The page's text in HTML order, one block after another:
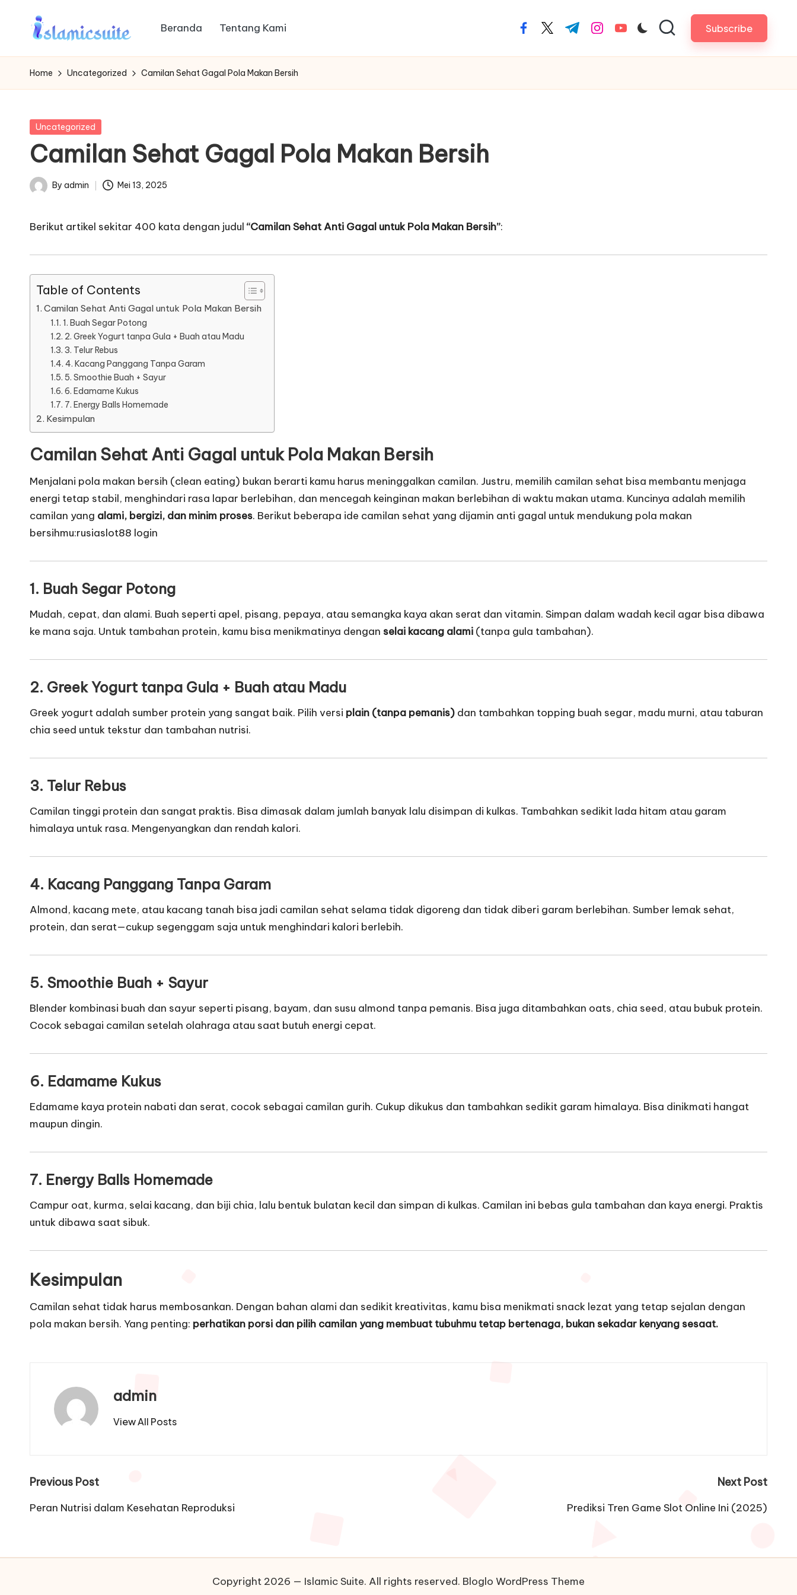
Beranda Tentang Kami facebook.com
twitter.com
t.me instagram.com
youtube.com Subscribe
Home Uncategorized Camilan Sehat Gagal Pola Makan Bersih
Posted
Uncategorized
Camilan Sehat Gagal Pola Makan Bersih
Posted
By admin Mei 13, 2025
Berikut artikel sekitar 400 kata dengan judul “Camilan Sehat Anti Gagal untuk Pola Makan Bersih”:
Table of Contents
Camilan Sehat Anti Gagal untuk Pola Makan Bersih
1. Buah Segar Potong
2. Greek Yogurt tanpa Gula + Buah atau Madu
3. Telur Rebus
4. Kacang Panggang Tanpa Garam
5. Smoothie Buah + Sayur
6. Edamame Kukus
7. Energy Balls Homemade
Kesimpulan
Camilan Sehat Anti Gagal untuk Pola Makan Bersih
Menjalani pola makan bersih (clean eating) bukan berarti kamu harus meninggalkan camilan. Justru, memilih camilan sehat bisa membantu menjaga
energi tetap stabil, menghindari rasa lapar berlebihan, dan mencegah keinginan makan berlebihan di waktu makan utama. Kuncinya adalah memilih
camilan yang alami, bergizi, dan minim proses. Berikut beberapa ide camilan sehat yang dijamin anti gagal untuk mendukung pola makan
bersihmu:rusiaslot88 login
1. Buah Segar Potong
Mudah, cepat, dan alami. Buah seperti apel, pisang, pepaya, atau semangka kaya akan serat dan vitamin. Simpan dalam wadah kecil agar bisa dibawa
ke mana saja. Untuk tambahan protein, kamu bisa menikmatinya dengan selai kacang alami (tanpa gula tambahan).
2. Greek Yogurt tanpa Gula + Buah atau Madu
Greek yogurt adalah sumber protein yang sangat baik. Pilih versi plain (tanpa pemanis) dan tambahkan topping buah segar, madu murni, atau taburan
chia seed untuk tekstur dan tambahan nutrisi.
3. Telur Rebus
Camilan tinggi protein dan sangat praktis. Bisa dimasak dalam jumlah banyak lalu disimpan di kulkas. Tambahkan sedikit lada hitam atau garam
himalaya untuk rasa. Mengenyangkan dan rendah kalori.
4. Kacang Panggang Tanpa Garam
Almond, kacang mete, atau kacang tanah bisa jadi camilan sehat selama tidak digoreng dan tidak diberi garam berlebihan. Sumber lemak sehat,
protein, dan serat—cukup segenggam saja untuk menghindari kalori berlebih.
5. Smoothie Buah + Sayur
Blender kombinasi buah dan sayur seperti pisang, bayam, dan susu almond tanpa pemanis. Bisa juga ditambahkan oats, chia seed, atau bubuk protein.
Cocok sebagai camilan setelah olahraga atau saat butuh energi cepat.
6. Edamame Kukus
Edamame kaya protein nabati dan serat, cocok sebagai camilan gurih. Cukup dikukus dan tambahkan sedikit garam himalaya. Bisa dinikmati hangat
maupun dingin.
7. Energy Balls Homemade
Campur oat, kurma, selai kacang, dan biji chia, lalu bentuk bulatan kecil dan simpan di kulkas. Camilan ini bebas gula tambahan dan kaya energi. Praktis
untuk dibawa saat sibuk.
Kesimpulan
Camilan sehat tidak harus membosankan. Dengan bahan alami dan sedikit kreativitas, kamu bisa menikmati snack lezat yang tetap sejalan dengan
pola makan bersih. Yang penting: perhatikan porsi dan pilih camilan yang membuat tubuhmu tetap bertenaga, bukan sekadar kenyang sesaat.
admin
View All Posts
Post
navigation
Previous Post
Peran Nutrisi dalam Kesehatan Reproduksi
Next Post
Prediksi Tren Game Slot Online Ini (2025)
Copyright 2026 — Islamic Suite. All rights reserved. Bloglo WordPress Theme